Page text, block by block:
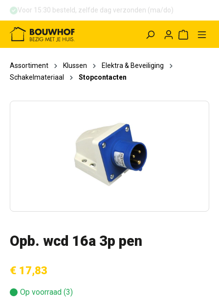
Voor 15:30 besteld, zelfde dag verzonden (ma/do)
Assortiment Klussen
Elektra & Beveiliging
Schakelmateriaal
Stopcontacten
Opb. wcd 16a 3p pen
€ 17,83
Op voorraad (3)